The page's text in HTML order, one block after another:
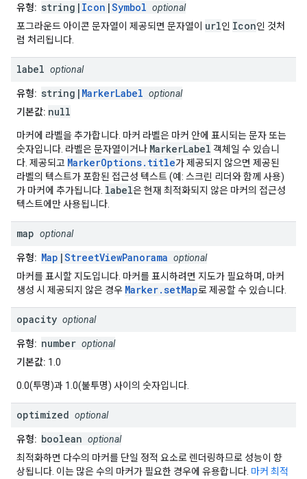
유형: string| Icon |Symbol optional
포그라운드 아이콘 문자열이 제공되면 문자열이 url인 Icon인 것처
럼 처리됩니다.
label optional
유형: string| MarkerLabel optional
기본값: null
마커에 라벨을 추가합니다. 마커 라벨은 마커 안에 표시되는 문자 또는
숫자입니다. 라벨은 문자열이거나 MarkerLabel 객체일 수 있습니
다. 제공되고 MarkerOptions.title가 제공되지 않으면 제공된
라벨의 텍스트가 포함된 접근성 텍스트 (예: 스크린 리더와 함께 사용)
가 마커에 추가됩니다. label은 현재 최적화되지 않은 마커의 접근성
텍스트에만 사용됩니다.
map optional
유형: Map |StreetViewPanorama optional
마커를 표시할 지도입니다. 마커를 표시하려면 지도가 필요하며, 마커
생성 시 제공되지 않은 경우 Marker.setMap로 제공할 수 있습니다.
opacity optional
유형: number optional
기본값: 1.0
0.0(투명)과 1.0(불투명) 사이의 숫자입니다.
optimized optional
유형: boolean optional
최적화하면 다수의 마커를 단일 정적 요소로 렌더링하므로 성능이 향
상됩니다. 이는 많은 수의 마커가 필요한 경우에 유용합니다. 마커 최적